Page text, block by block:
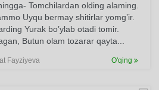
Tomchilardan olding alaming.
Uyqu bermay shitirlar yomg’ir.
Yurak bo’ylab otadi tomir.
Butun olam tozarar qayta...
Fayziyeva O'qing